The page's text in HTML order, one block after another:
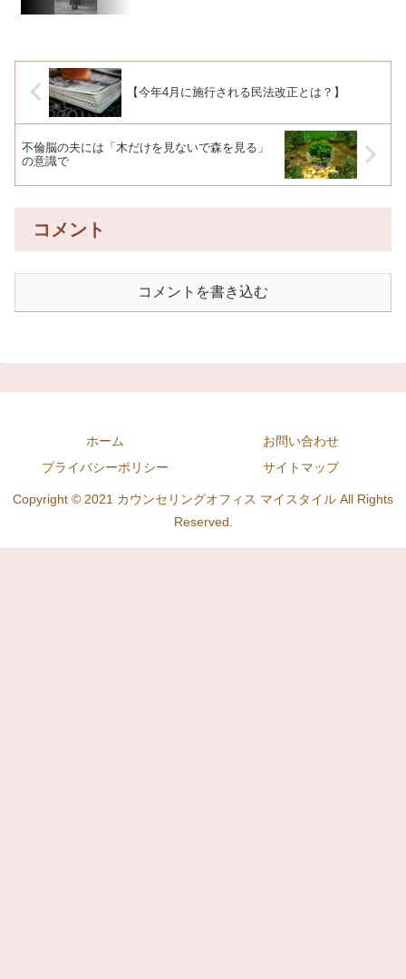
【今年4月に施行される民法改正とは？】
不倫脳の夫には「木だけを見ないで森を見る」
の意識で
コメント
コメントを書き込む
ホーム
お問い合わせ
プライバシーポリシー
サイトマップ
Copyright © 2021 カウンセリングオフィス マイスタイル All Rights
Reserved.